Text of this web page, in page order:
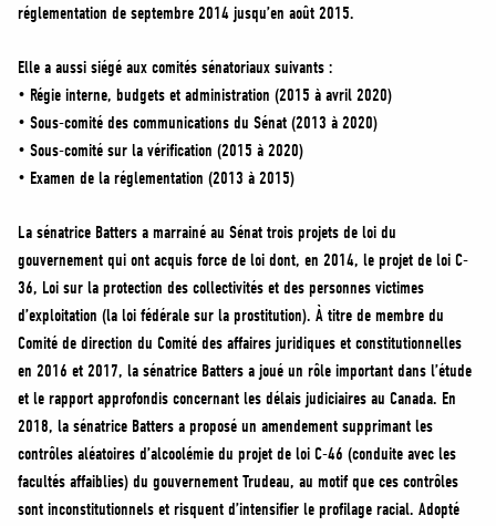
réglementation de septembre 2014 jusqu’en août 2015.
Elle a aussi siégé aux comités sénatoriaux suivants :
• Régie interne, budgets et administration (2015 à avril 2020)
• Sous-comité des communications du Sénat (2013 à 2020)
• Sous-comité sur la vérification (2015 à 2020)
• Examen de la réglementation (2013 à 2015)
La sénatrice Batters a marrainé au Sénat trois projets de loi du
gouvernement qui ont acquis force de loi dont, en 2014, le projet de loi C-
36, Loi sur la protection des collectivités et des personnes victimes
d’exploitation (la loi fédérale sur la prostitution). À titre de membre du
Comité de direction du Comité des affaires juridiques et constitutionnelles
en 2016 et 2017, la sénatrice Batters a joué un rôle important dans l’étude
et le rapport approfondis concernant les délais judiciaires au Canada. En
2018, la sénatrice Batters a proposé un amendement supprimant les
contrôles aléatoires d’alcoolémie du projet de loi C-46 (conduite avec les
facultés affaiblies) du gouvernement Trudeau, au motif que ces contrôles
sont inconstitutionnels et risquent d’intensifier le profilage racial. Adopté